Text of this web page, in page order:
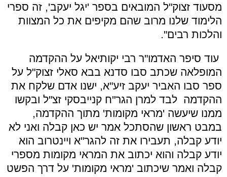
מסעוד זצוק"ל המובאים בספר 'יגל יעקב', זה ספרי
הלימוד שלנו מרוב שהם מקיפים את כל המצוות
והלכות רבים".
עוד סיפר האדמו"ר רבי יקותיאל על ההקדמה
המופלאה שכתב סבו סדנא בבא סאלי זצוק"ל על
ספר סבו האביר יעקב זיע"א, ישנו אדם שלקח את
ההקדמה לבד למרן הגר"ח קנייבסקי זצ"ל ובקשו
ממנו שיעשה 'מראי מקומות' מתוך ההקדמה,
במבט ראשון שהסתכל אמר יש כאן קבלה ואני לא
יודע קבלה, תעבירו את זה להגר"א ויינטרוב הוא
יודע קבלה והוא יכתוב את המראי מקומות מספרי
קבלה ואמר שיכתוב 'מראי מקומות' על דרך הפשט